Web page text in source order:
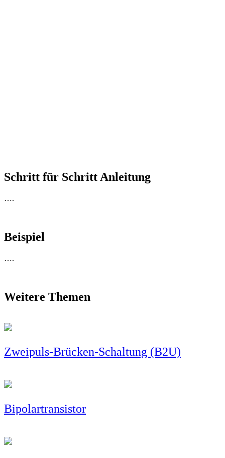
Schritt für Schritt Anleitung
….
Beispiel
….
Weitere Themen
Zweipuls-Brücken-Schaltung (B2U)
Bipolartransistor